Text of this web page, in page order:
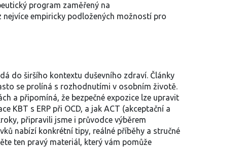
program zaměřený na
empiricky podložených možností pro
do širšího kontextu duševního zdraví. Články
se prolíná s rozhodnutími v osobním životě.
a připomíná, že bezpečné expozice lze upravit
KBT s ERP při OCD, a jak ACT (akceptační a
připravili jsme i průvodce výběrem
nabízí konkrétní tipy, reálné příběhy a stručné
ten pravý materiál, který vám pomůže